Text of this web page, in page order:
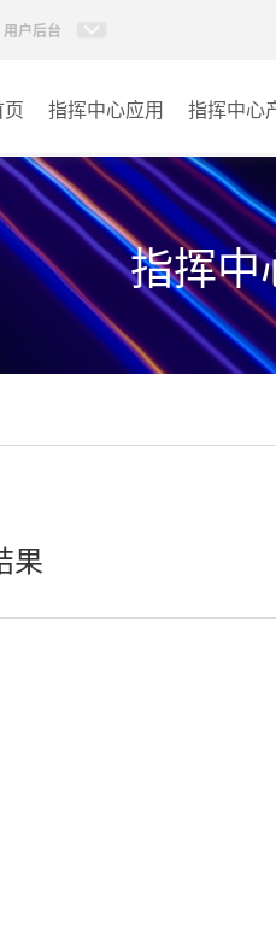
用户后台
指挥中心应用 指挥中心
KVM坐席
AI智慧分
无感调
AI指挥
指挥中
果